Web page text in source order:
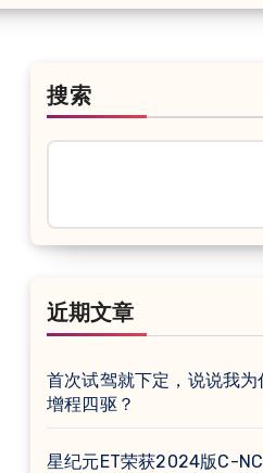
搜索
近期文章
首次试驾就下定，说说我
增程四驱？
星纪元ET荣获2024版C-